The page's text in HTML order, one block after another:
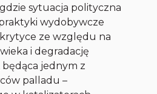
sytuacja polityczna
wydobywcze
ze względu na
i degradację
będąca jednym z
palladu –